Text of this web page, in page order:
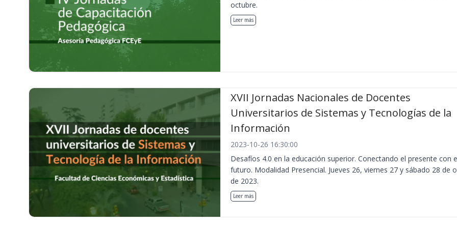
octubre.
Leer más
XVII Jornadas Nacionales de Docentes
Universitarios de Sistemas y Tecnologías de la
Información
2023-10-26 16:30:00
Desafíos 4.0 en la educación superior. Conectando el presente con
futuro. Modalidad Presencial. Jueves 26, viernes 27 y sábado 28 de
de 2023.
Leer más